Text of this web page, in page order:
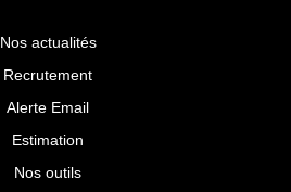
Nos actualités
Recrutement
Alerte Email
Estimation
Nos outils